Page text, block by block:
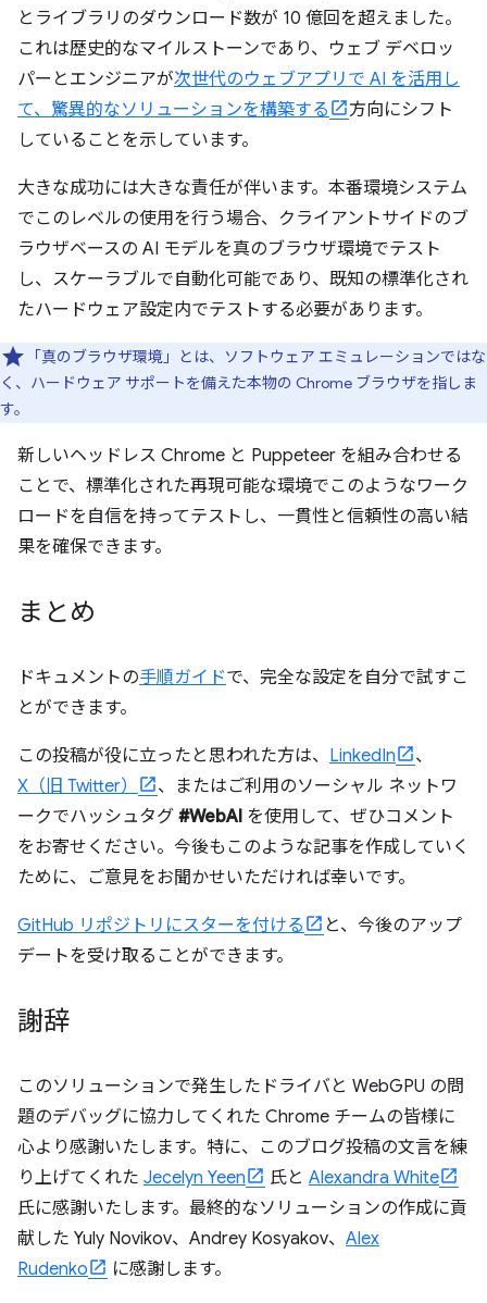
とライブラリのダウンロード数が 10 億回を超えました。
これは歴史的なマイルストーンであり、ウェブ デベロッ
パーとエンジニアが次世代のウェブアプリで AI を活用し
て、驚異的なソリューションを構築する
方向にシフト
していることを示しています。
大きな成功には大きな責任が伴います。本番環境システム
でこのレベルの使用を行う場合、クライアントサイドのブ
ラウザベースの AI モデルを真のブラウザ環境でテスト
し、スケーラブルで自動化可能であり、既知の標準化され
たハードウェア設定内でテストする必要があります。
「真のブラウザ環境」とは、ソフトウェア エミュレーションではな
く、ハードウェア サポートを備えた本物の Chrome ブラウザを指しま
す。
新しいヘッドレス Chrome と Puppeteer を組み合わせる
ことで、標準化された再現可能な環境でこのようなワーク
ロードを自信を持ってテストし、一貫性と信頼性の高い結
果を確保できます。
まとめ
ドキュメントの手順ガイドで、完全な設定を自分で試すこ
とができます。
この投稿が役に立ったと思われた方は、 LinkedIn
、
X（旧 Twitter）
、またはご利用のソーシャル ネットワ
ークでハッシュタグ #WebAI を使用して、ぜひコメント
をお寄せください。今後もこのような記事を作成していく
ために、ご意見をお聞かせいただければ幸いです。
GitHub リポジトリにスターを付ける
と、今後のアップ
デートを受け取ることができます。
謝辞
このソリューションで発生したドライバと WebGPU の問
題のデバッグに協力してくれた Chrome チームの皆様に
心より感謝いたします。特に、このブログ投稿の文言を練
り上げてくれた Jecelyn Yeen 氏と Alexandra White
氏に感謝いたします。最終的なソリューションの作成に貢
献した Yuly Novikov、Andrey Kosyakov、 Alex
Rudenko
に感謝します。